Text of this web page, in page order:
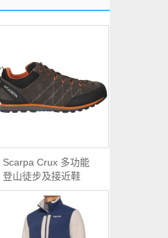
Scarpa Crux 多功能
登山徒步及接近鞋
（Women’s）